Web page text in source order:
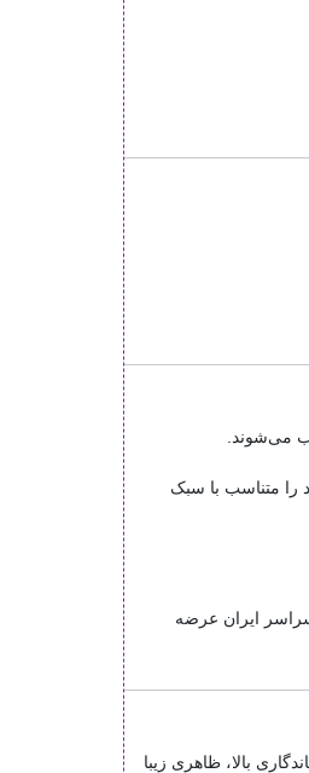
را متناسب با سبک
ایران عرضه
بالا، ظاهری زیبا